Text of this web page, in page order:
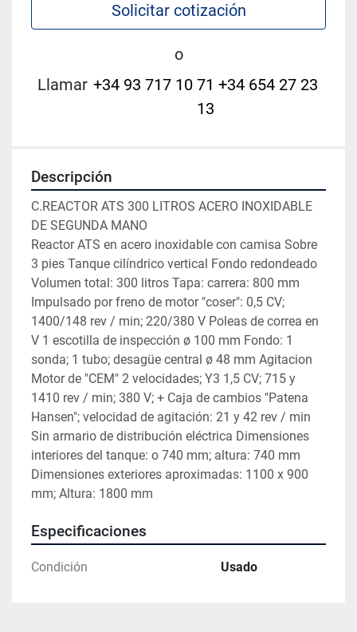
Solicitar cotización
o
Llamar +34 93 717 10 71 +34 654 27 23
13
Descripción
C.REACTOR ATS 300 LITROS ACERO INOXIDABLE
DE SEGUNDA MANO
Reactor ATS en acero inoxidable con camisa Sobre
3 pies Tanque cilíndrico vertical Fondo redondeado
Volumen total: 300 litros Tapa: carrera: 800 mm
Impulsado por freno de motor "coser": 0,5 CV;
1400/148 rev / min; 220/380 V Poleas de correa en
V 1 escotilla de inspección ø 100 mm Fondo: 1
sonda; 1 tubo; desagüe central ø 48 mm Agitacion
Motor de "CEM" 2 velocidades; Y3 1,5 CV; 715 y
1410 rev / min; 380 V; + Caja de cambios "Patena
Hansen"; velocidad de agitación: 21 y 42 rev / min
Sin armario de distribución eléctrica Dimensiones
interiores del tanque: o 740 mm; altura: 740 mm
Dimensiones exteriores aproximadas: 1100 x 900
mm; Altura: 1800 mm
Especificaciones
Condición Usado